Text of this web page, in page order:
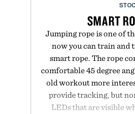
SMART
Jumping rope is one of
now you can train and
smart rope. The rope
comfortable 45 degree
old workout more
provide tracking, but
LEDs that are visible